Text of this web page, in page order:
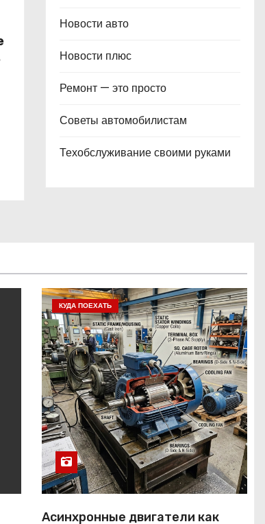
Новости авто
Новости плюс
Ремонт — это просто
Советы автомобилистам
Техобслуживание своими руками
КУДА ПОЕХАТЬ
Асинхронные двигатели как